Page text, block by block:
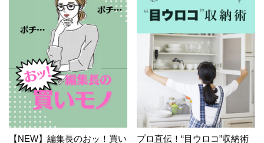
【NEW】編集長のおッ！買い
プロ直伝！“目ウロコ”収納術